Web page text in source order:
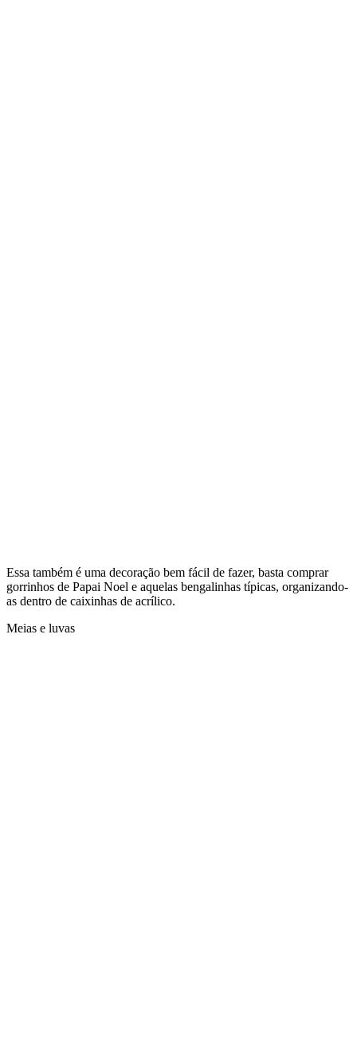
Essa também é uma decoração bem fácil de fazer, basta comprar
gorrinhos de Papai Noel e aquelas bengalinhas típicas, organizando-
as dentro de caixinhas de acrílico.
Meias e luvas